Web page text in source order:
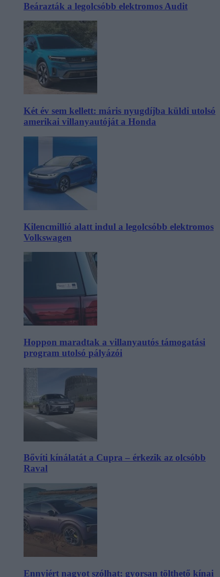
Beárazták a legolcsóbb elektromos Audit
Két év sem kellett: máris nyugdíjba küldi utolsó
amerikai villanyautóját a Honda
Kilencmillió alatt indul a legolcsóbb elektromos
Volkswagen
Hoppon maradtak a villanyautós támogatási
program utolsó pályázói
Bővíti kínálatát a Cupra – érkezik az olcsóbb
Raval
Ennyiért nagyot szólhat: gyorsan tölthető kínai